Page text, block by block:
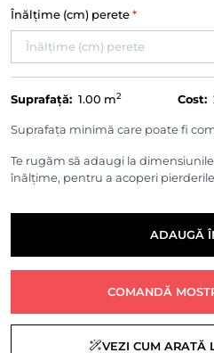
Înălțime (cm) perete *
Suprafață: 1.00 m2 Cost:
Suprafața minimă care poate fi
Te rugăm să adaugi la
înălțime, pentru a acoperi
ADAUGĂ
COMANDĂ
VEZI CUM ARATĂ